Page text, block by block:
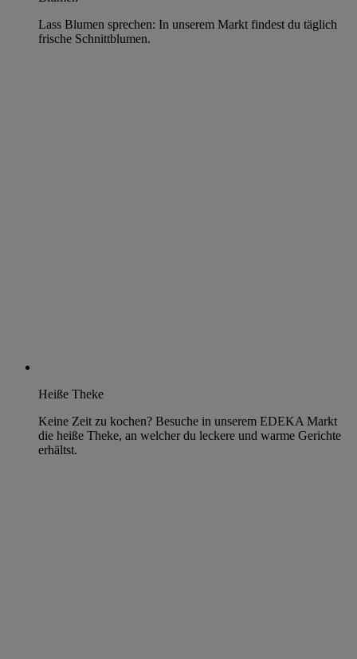
Lass Blumen sprechen: In unserem Markt findest du täglich
frische Schnittblumen.
Heiße Theke
Keine Zeit zu kochen? Besuche in unserem EDEKA Markt
die heiße Theke, an welcher du leckere und warme Gerichte
erhältst.